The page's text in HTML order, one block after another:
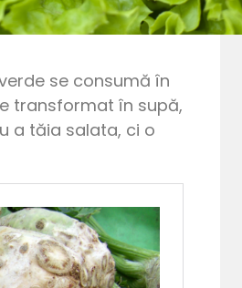
se consumă în
transformat în supă,
a tăia salata, ci o